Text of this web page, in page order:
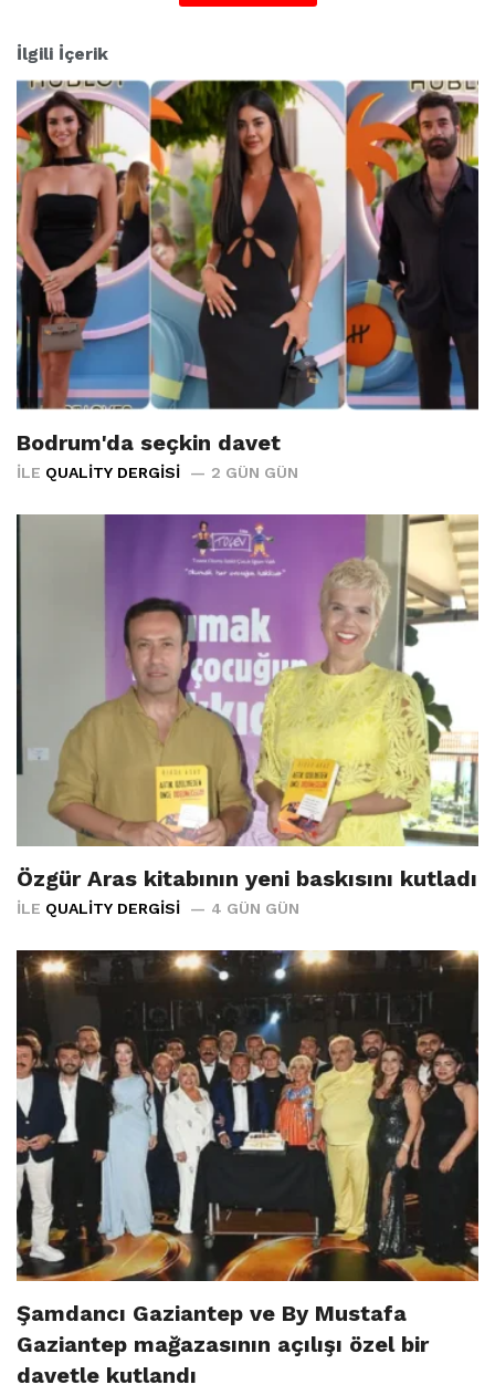
İlgili İçerik
Bodrum'da seçkin davet
İLE QUALITY DERGISI 2 GÜN GÜN
Özgür Aras kitabının yeni baskısını kutladı
İLE QUALITY DERGISI 4 GÜN GÜN
Şamdancı Gaziantep ve By Mustafa
Gaziantep mağazasının açılışı özel bir
davetle kutlandı